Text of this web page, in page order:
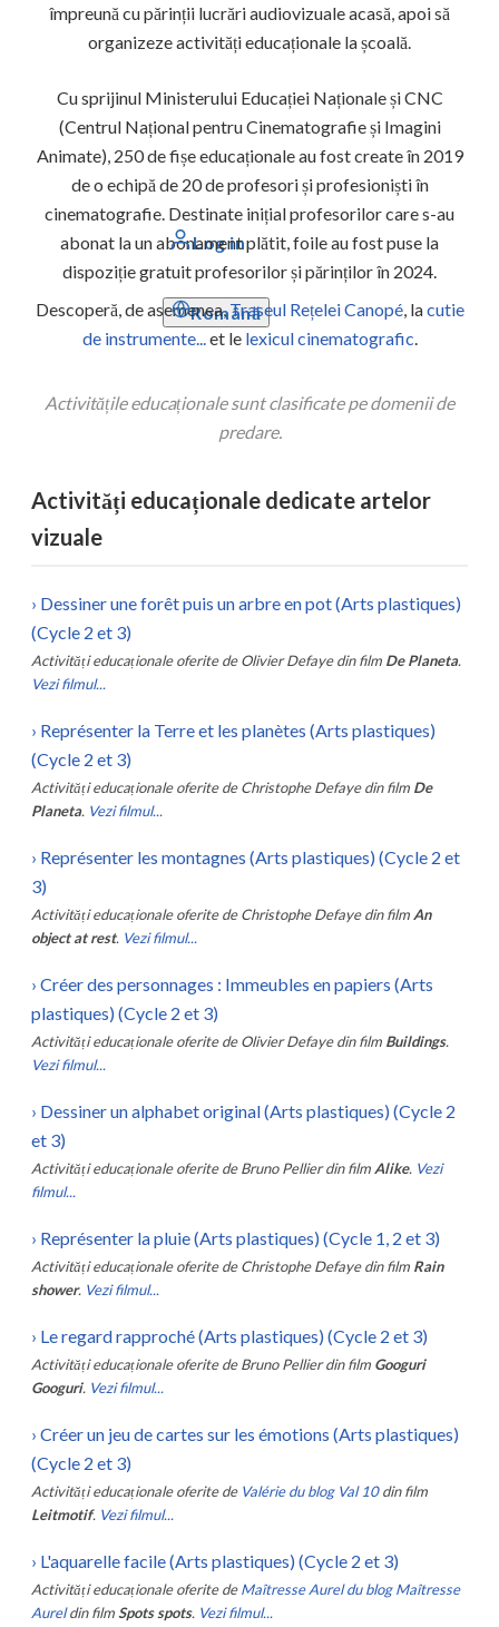
Log in
Română
împreună cu părinții lucrări audiovizuale acasă, apoi să
organizeze activități educaționale la școală.
Cu sprijinul Ministerului Educației Naționale și CNC
(Centrul Național pentru Cinematografie și Imagini
Animate), 250 de fișe educaționale au fost create în 2019
de o echipă de 20 de profesori și profesioniști în
cinematografie. Destinate inițial profesorilor care s-au
abonat la un abonament plătit, foile au fost puse la
dispoziție gratuit profesorilor și părinților în 2024.
Descoperă, de asemenea, Traseul Rețelei Canopé, lacutie
de instrumente...et le lexicul cinematografic.
Activitățile educaționale sunt clasificate pe domenii de
predare.
Activități educaționale dedicate artelor
vizuale
› Dessiner une forêt puis un arbre en pot (Arts plastiques)
(Cycle 2 et 3)
Activități educaționale oferite de Olivier Defaye din film De Planeta.
Vezi filmul...
› Représenter la Terre et les planètes (Arts plastiques)
(Cycle 2 et 3)
Activități educaționale oferite de Christophe Defaye din film De
Planeta. Vezi filmul...
› Représenter les montagnes (Arts plastiques) (Cycle 2 et
3)
Activități educaționale oferite de Christophe Defaye din film An
object at rest. Vezi filmul...
› Créer des personnages : Immeubles en papiers (Arts
plastiques) (Cycle 2 et 3)
Activități educaționale oferite de Olivier Defaye din film Buildings.
Vezi filmul...
› Dessiner un alphabet original (Arts plastiques) (Cycle 2
et 3)
Activități educaționale oferite de Bruno Pellier din film Alike. Vezi
filmul...
› Représenter la pluie (Arts plastiques) (Cycle 1, 2 et 3)
Activități educaționale oferite de Christophe Defaye din film Rain
shower. Vezi filmul...
› Le regard rapproché (Arts plastiques) (Cycle 2 et 3)
Activități educaționale oferite de Bruno Pellier din film Googuri
Googuri. Vezi filmul...
› Créer un jeu de cartes sur les émotions (Arts plastiques)
(Cycle 2 et 3)
Activități educaționale oferite de Valérie du blog Val 10 din film
Leitmotif. Vezi filmul...
› L'aquarelle facile (Arts plastiques) (Cycle 2 et 3)
Activități educaționale oferite de Maîtresse Aurel du blog Maîtresse
Aurel din filmSpots spots. Vezi filmul...